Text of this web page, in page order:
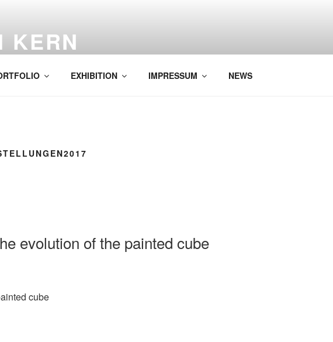
KERN
EXHIBITION IMPRESSUM NEWS
evolution of the painted cube
cube